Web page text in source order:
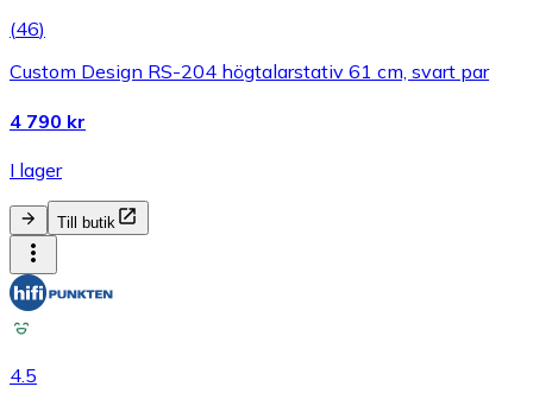
(46)
Custom Design RS-204 högtalarstativ 61 cm, svart par
4 790 kr
I lager
Till butik
4.5